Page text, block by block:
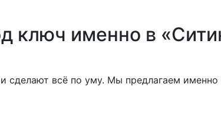
ключ именно в
сделают всё по уму. Мы предлагаем